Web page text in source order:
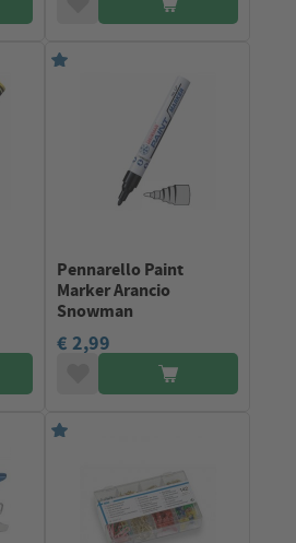
Pennarello Paint
Marker Arancio
Snowman
€ 2,99